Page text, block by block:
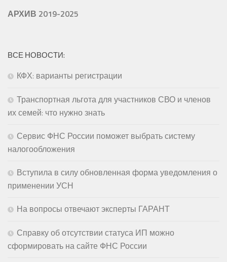
АРХИВ 2019-2025
ВСЕ НОВОСТИ:
КФХ: варианты регистрации
Транспортная льгота для участников СВО и членов
их семей: что нужно знать
Сервис ФНС России поможет выбрать систему
налогообложения
Вступила в силу обновленная форма уведомления о
применении УСН
На вопросы отвечают эксперты ГАРАНТ
Справку об отсутствии статуса ИП можно
сформировать на сайте ФНС России